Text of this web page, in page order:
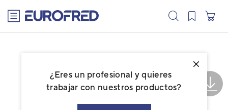
¿Eres un profesional y quieres
trabajar con nuestros productos?